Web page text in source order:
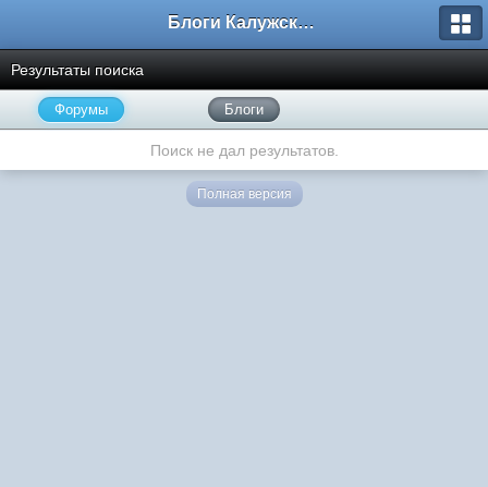
Блоги Калужского перекрестка
Результаты поиска
Форумы Блоги
Поиск не дал результатов.
Полная версия